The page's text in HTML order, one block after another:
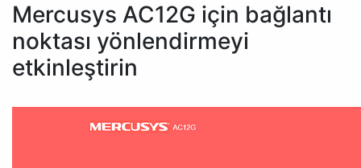
Mercusys AC12G için bağlantı
noktası yönlendirmeyi
etkinleştirin